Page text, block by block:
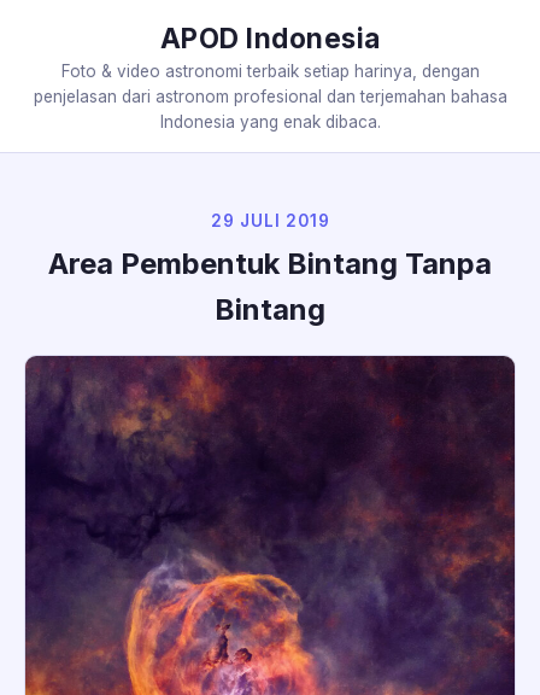
APOD Indonesia
Foto & video astronomi terbaik setiap harinya, dengan
penjelasan dari astronom profesional dan terjemahan bahasa
Indonesia yang enak dibaca.
29 JULI 2019
Area Pembentuk Bintang Tanpa
Bintang